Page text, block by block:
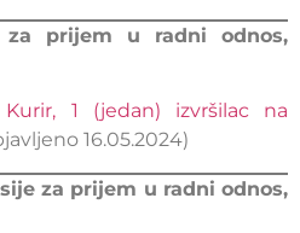
za prijem u radni odnos,
1 (jedan) izvršilac na
16.05.2024)
za prijem u radni odnos,